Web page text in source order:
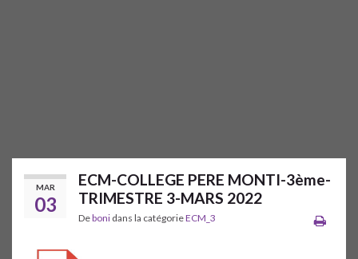
MAR
03
ECM-COLLEGE PERE MONTI-3ème-
TRIMESTRE 3-MARS 2022
Deboni dans la catégorieECM_3